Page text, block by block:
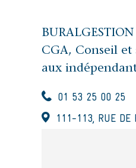
BURALGESTION
CGA, Conseil et
aux
01 53 25 00 25
111-113, RUE DE